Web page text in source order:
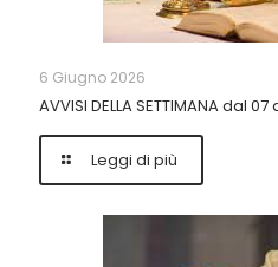
6 Giugno 2026
AVVISI DELLA SETTIMANA dal
Leggi di più